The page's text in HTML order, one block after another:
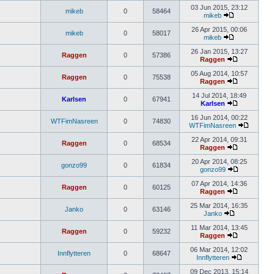
mikeb 0 58464
03 Jun 2015, 23:12
mikeb
mikeb 0 58017
26 Apr 2015, 00:06
mikeb
Raggen 0 57386
26 Jan 2015, 13:27
Raggen
Raggen 0 75538
05 Aug 2014, 10:57
Raggen
Karlsen 0 67941
14 Jul 2014, 18:49
Karlsen
WTFimNasreen 0 74830
16 Jun 2014, 00:22
WTFimNasreen
Raggen 0 68534
22 Apr 2014, 09:31
Raggen
gonzo99 0 61834
20 Apr 2014, 08:25
gonzo99
Raggen 0 60125
07 Apr 2014, 14:36
Raggen
Janko 0 63146
25 Mar 2014, 16:35
Janko
Raggen 0 59232
11 Mar 2014, 13:45
Raggen
Innflytteren 0 68647
06 Mar 2014, 12:02
Innflytteren
09 Dec 2013, 15:14